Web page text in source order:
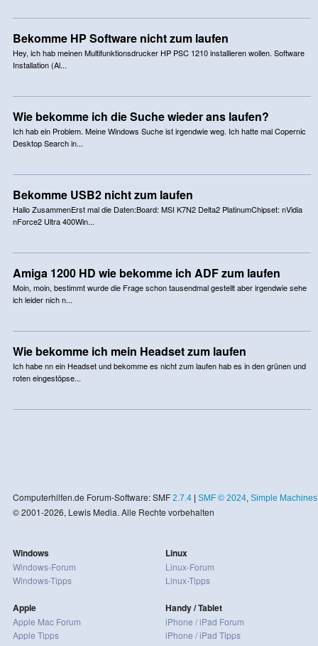
Bekomme HP Software nicht zum laufen
Hey, ich hab meinen Multifunktionsdrucker HP PSC 1210 installieren wollen. Software
Installation (Al...
Wie bekomme ich die Suche wieder ans laufen?
Ich hab ein Problem. Meine Windows Suche ist irgendwie weg. Ich hatte mal Copernic
Desktop Search in...
Bekomme USB2 nicht zum laufen
Hallo ZusammenErst mal die Daten:Board: MSI K7N2 Delta2 PlatinumChipset: nVidia
nForce2 Ultra 400Win...
Amiga 1200 HD wie bekomme ich ADF zum laufen
Moin, moin, bestimmt wurde die Frage schon tausendmal gestellt aber irgendwie sehe
ich leider nich n...
Wie bekomme ich mein Headset zum laufen
Ich habe nn ein Headset und bekomme es nicht zum laufen hab es in den grünen und
roten eingestöpse...
Computerhilfen.de Forum-Software: SMF 2.7.4| SMF © 2024, Simple Machines
© 2001-2026, Lewis Media. Alle Rechte vorbehalten
Windows
Windows-Forum
Windows-Tipps
Apple
Apple Mac Forum
Apple Tipps
Linux
Linux-Forum
Linux-Tipps
Handy / Tablet
iPhone / iPad Forum
iPhone / iPad Tipps